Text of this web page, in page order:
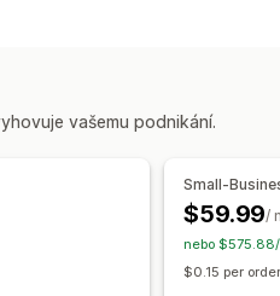
Vlastní e-mail
Programy dárkových karet
Kredit pro obchod
vašemu podnikání.
Small-
$59.99/
nebo
$0.15 per